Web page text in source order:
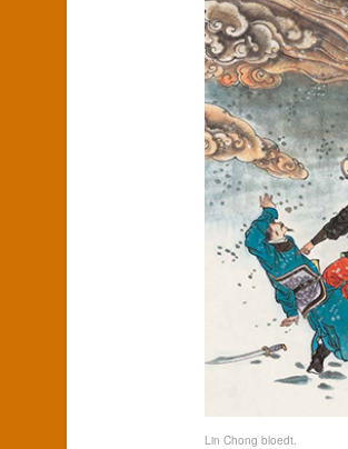
Lin Chong bloedt.